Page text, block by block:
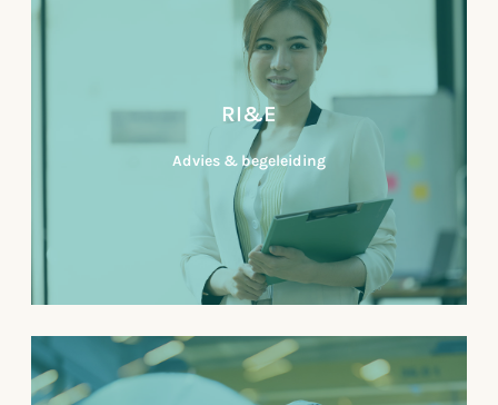
PAGO staat voor Periodiek
Arbeidsgezondheidskundig Onderzoek. Het is een
medisch onderzoek dat regelmatig wordt uitgevoerd
RI&E
Advies & begeleiding
RI&E